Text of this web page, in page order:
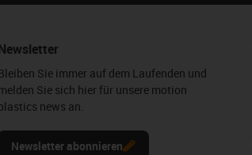
Sie immer auf dem Laufenden und
Sie sich hier für unsere motion
news an.
Newsletter abonnieren